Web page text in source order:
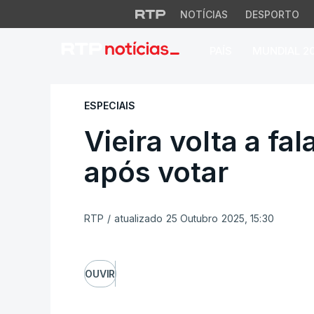
NOTÍCIAS DESPORTO
Vieira volta a
ESPECIAIS
Vieira volta a
após votar
RTP / atualizado 25 Outubro 2025, 15:30
OUVIR